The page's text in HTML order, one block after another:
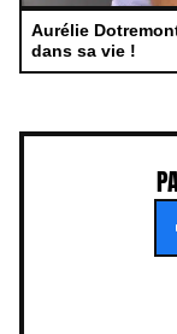
Aurélie
dans sa vie !